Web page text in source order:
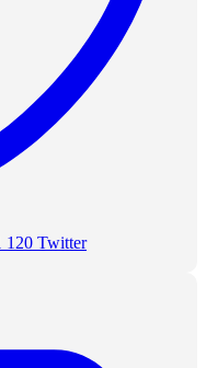
120 Twitter